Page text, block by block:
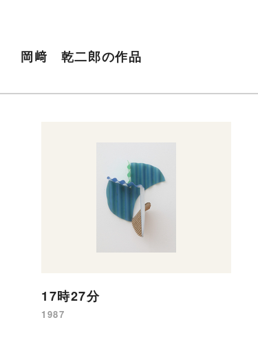
岡﨑 乾二郎の作品
17時27分
1987